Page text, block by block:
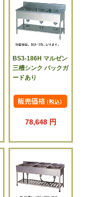
BS3-186H マルゼン
三槽シンク バックガ
ードあり
78,648 円